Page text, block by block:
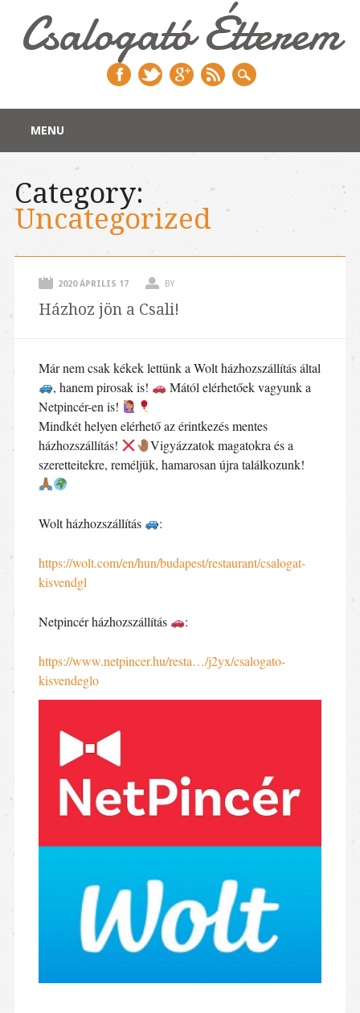
Csalogató Étterem
Main menu
content
MENU
Category:
Uncategorized
2020 ÁPRILIS 17 BY
Házhoz jön a Csali!
Már nem csak kékek lettünk a Wolt házhozszállítás által
, hanem pirosak is!
Mától elérhetőek vagyunk a
Netpincér-en is!
Mindkét helyen elérhető az érintkezés mentes
házhozszállítás!
Vigyázzatok magatokra és a
szeretteitekre, reméljük, hamarosan újra találkozunk!
Wolt házhozszállítás :
https://wolt.com/en/hun/budapest/restaurant/csalogat-
kisvendgl
Netpincér házhozszállítás :
https://www.netpincer.hu/resta…/j2yx/csalogato-
kisvendeglo